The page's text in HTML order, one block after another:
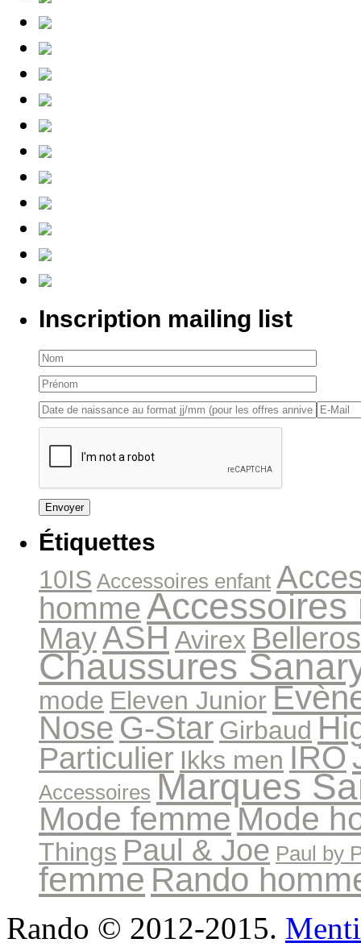
Inscription mailing list
Étiquettes
10IS Accessoires enfant
hommeAccessoires
MayASH Avirex
Chaussures
mode Eleven Junior
Nose G-Star Girbaud
Particulier Ikks men IRO
Accessoires Marques
Mode femmeMode
Things Paul & Joe Paul by
femme Rando
Rando © 2012-2015.